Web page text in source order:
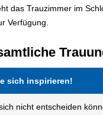
das Trauzimmer im
Verfügung.
sich inspirieren!
nicht entscheiden